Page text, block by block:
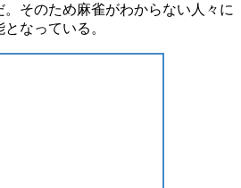
。そのため麻雀がわからない人々に
なっている。